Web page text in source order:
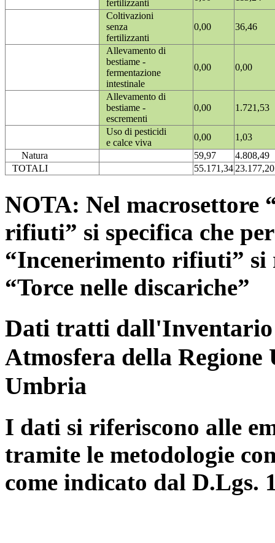
fertilizzanti
Coltivazioni
senza
fertilizzanti
0,00 36,46
Allevamento di
bestiame -
fermentazione
intestinale
0,00 0,00
Allevamento di
bestiame -
escrementi
0,00 1.721,53
Uso di pesticidi
e calce viva
0,00
1,03
Natura
59,97
4.808,49
TOTALI
55.171,3423.177,20
NOTA: Nel macrosettore
rifiuti” si specifica che
“Incenerimento rifiuti”
“Torce nelle discariche”
Dati tratti dall'Inventario
Atmosfera della
Umbria
I dati si riferiscono alle
tramite le metodologie
come indicato dal D.Lgs.